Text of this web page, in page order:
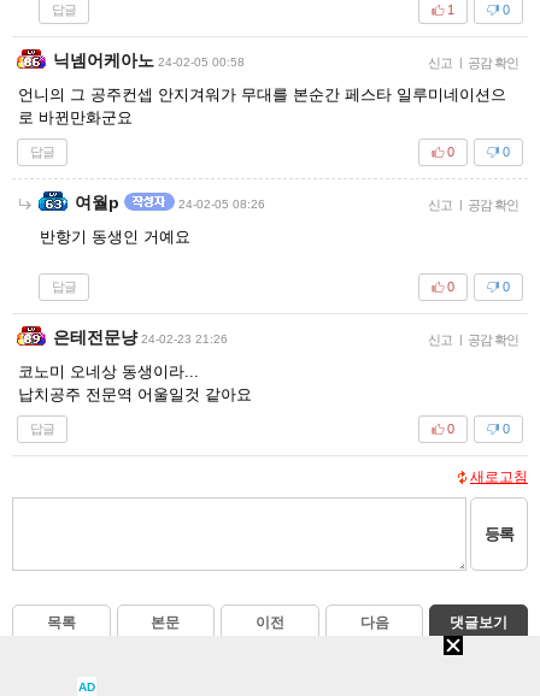
답글 0
1
닉넴어케아노 24-02-05 00:58 신고 | 공감 확인
언니의 그 공주컨셉 안지겨워가 무대를 본순간 페스타 일루미네이션으
로 바뀐만화군요
답글 0
0
여월p 24-02-05 08:26 신고 | 공감 확인
반항기 동생인 거예요
답글 0
0
은테전문냥 24-02-23 21:26 신고 | 공감 확인
코노미 오네상 동생이라...
납치공주 전문역 어울일것 같아요
답글 0
0
새로고침
등록
목록 본문 이전 다음 댓글보기
AD